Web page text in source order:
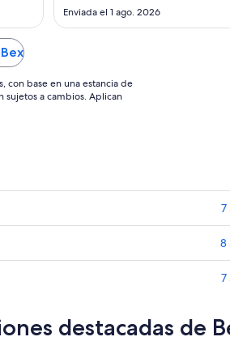
al
Enviada el 1 ago. 2026
con base en una estancia de
sujetos a cambios. Aplican
7
8
7
destacadas de